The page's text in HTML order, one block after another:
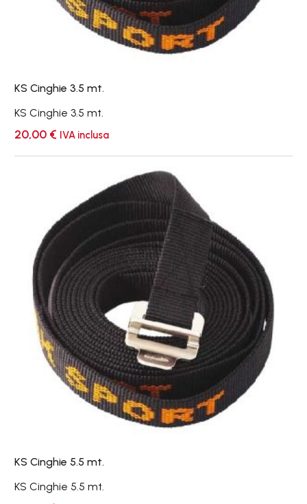
KS Cinghie 3.5 mt.
KS Cinghie 3.5 mt.
20,00 € IVA inclusa
KS
Cinghie
mt.
KS Cinghie 5.5 mt.
KS Cinghie 5.5 mt.